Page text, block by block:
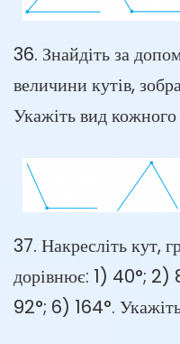
36. Знайдіть за
величини кутів,
Укажіть вид кожного
37. Накресліть кут,
дорівнює: 1) 40°;
92°; 6) 164°.